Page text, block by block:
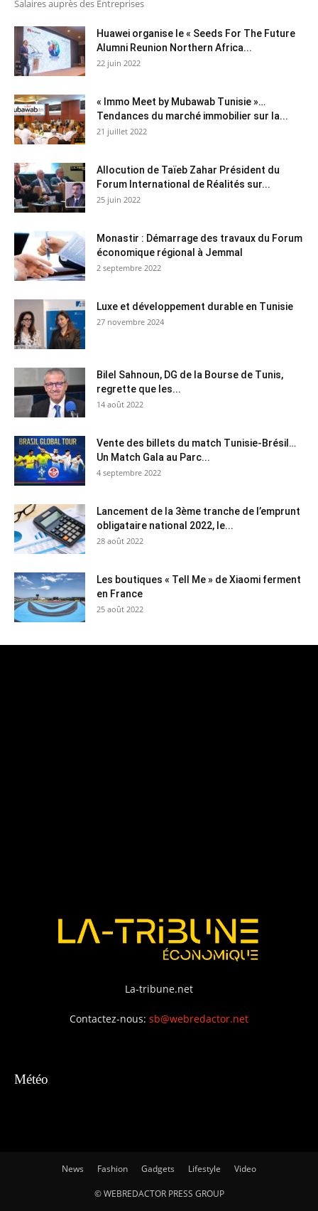
Salaires auprès des Entreprises
Huawei organise le « Seeds For The Future
Alumni Reunion Northern Africa...
22 juin 2022
« Immo Meet by Mubawab Tunisie »…
Tendances du marché immobilier sur la...
21 juillet 2022
Allocution de Taïeb Zahar Président du
Forum International de Réalités sur...
25 juin 2022
Monastir : Démarrage des travaux du Forum
économique régional à Jemmal
2 septembre 2022
Luxe et développement durable en Tunisie
27 novembre 2024
Bilel Sahnoun, DG de la Bourse de Tunis,
regrette que les...
14 août 2022
Vente des billets du match Tunisie-Brésil…
Un Match Gala au Parc...
4 septembre 2022
Lancement de la 3ème tranche de l’emprunt
obligataire national 2022, le...
28 août 2022
Les boutiques « Tell Me » de Xiaomi ferment
en France
25 août 2022
La-tribune.net
Contactez-nous: sb@webredactor.net
Météo
News Fashion Gadgets Lifestyle Video
© WEBREDACTOR PRESS GROUP